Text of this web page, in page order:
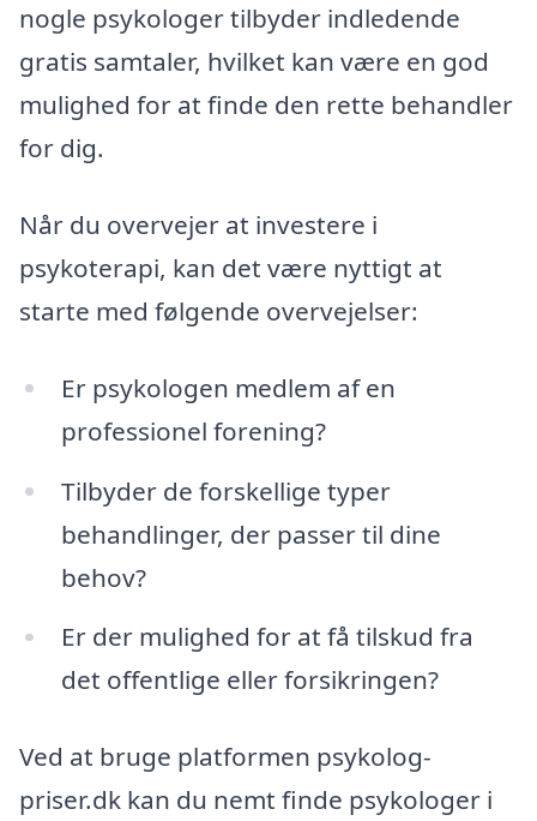
nogle psykologer tilbyder indledende
gratis samtaler, hvilket kan være en god
mulighed for at finde den rette behandler
for dig.
Når du overvejer at investere i
psykoterapi, kan det være nyttigt at
starte med følgende overvejelser:
Er psykologen medlem af en
professionel forening?
Tilbyder de forskellige typer
behandlinger, der passer til dine
behov?
Er der mulighed for at få tilskud fra
det offentlige eller forsikringen?
Ved at bruge platformen psykolog-
priser.dk kan du nemt finde psykologer i